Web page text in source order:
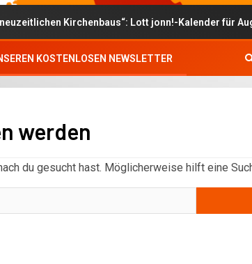
Kirchenbaus“: Lott jonn!-Kalender für August
KOSTENLOSEN NEWSLETTER
werden
du gesucht hast. Möglicherweise hilft eine